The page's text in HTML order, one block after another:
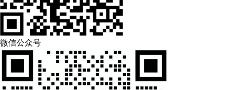
微信公众号